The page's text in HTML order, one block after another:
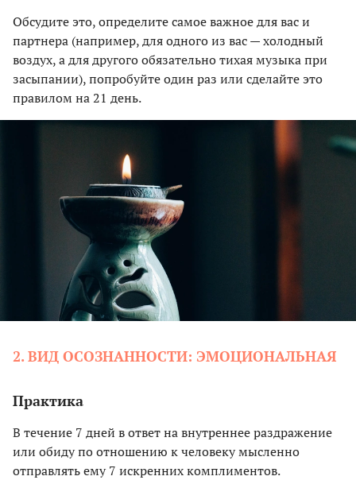
Обсудите это, определите самое важное для вас и
партнера (например, для одного из вас — холодный
воздух, а для другого обязательно тихая музыка при
засыпании), попробуйте один раз или сделайте это
правилом на 21 день.
2. ВИД ОСОЗНАННОСТИ: ЭМОЦИОНАЛЬНАЯ
Практика
В течение 7 дней в ответ на внутреннее раздражение
или обиду по отношению к человеку мысленно
отправлять ему 7 искренних комплиментов.